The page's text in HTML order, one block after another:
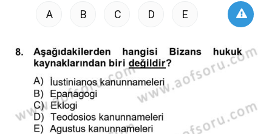
A B C D E